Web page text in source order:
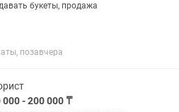
букеты, продажа
позавчера
000 - 200 000 ₸